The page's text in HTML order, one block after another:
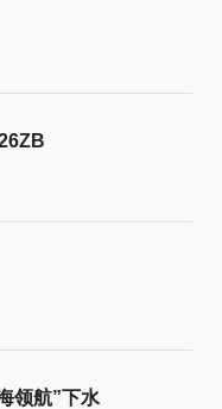
领航”下水